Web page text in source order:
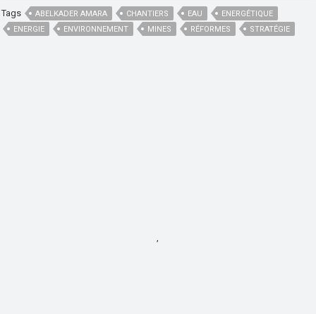
Tags ABELKADER AMARA CHANTIERS EAU
ENERGÉTIQUE
ENERGIE
ENVIRONNEMENT MINES RÉFORMES STRATÉGIE